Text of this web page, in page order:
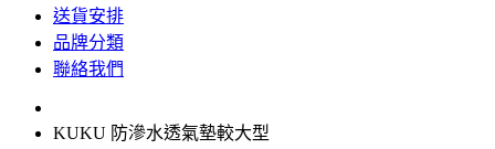
送貨安排
品牌分類
聯絡我們
KUKU 防滲水透氣墊較大型